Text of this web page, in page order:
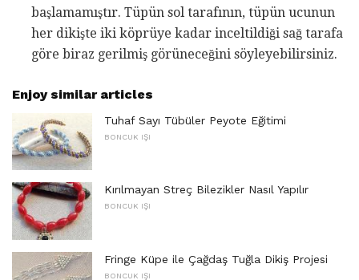
başlamamıştır. Tüpün sol tarafının, tüpün ucunun
her dikişte iki köprüye kadar inceltildiği sağ tarafa
göre biraz gerilmiş görüneceğini söyleyebilirsiniz.
Enjoy similar articles
Tuhaf Sayı Tübüler Peyote Eğitimi
BONCUK IŞI
Kırılmayan Streç Bilezikler Nasıl Yapılır
BONCUK IŞI
Fringe Küpe ile Çağdaş Tuğla Dikiş Projesi
BONCUK IŞI